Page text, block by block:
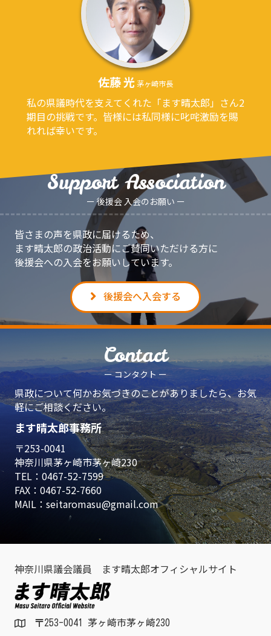
佐藤 光茅ヶ崎市長​
私の県議時代を支えてくれた「ます晴太郎」さん2
期目の挑戦です。皆様には私同様に叱咤激励を賜
れれば幸いです。
Support Association
ー 後援会 入会のお願い ー
皆さまの声を県政に届けるため、
ます晴太郎の政治活動にご賛同いただける方に
後援会への入会をお願いしています。
後援会へ入会する
Contact
ー コンタクト ー
県政について何かお気づきのことがありましたら、お気
軽にご相談ください。
ます晴太郎事務所
〒253-0041
神奈川県茅ヶ崎市茅ヶ崎230
TEL： 0467-52-7599
FAX：0467-52-7660
MAIL： seitaromasu@gmail.com
神奈川県議会議員 ます晴太郎オフィシャルサイト
〒253-0041 茅ヶ崎市茅ヶ崎230